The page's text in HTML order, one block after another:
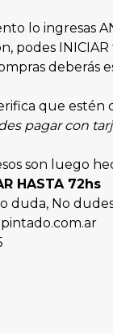
lo ingresas
podes
deberás
que estén
pagar con
son luego
HASTA 72hs
No